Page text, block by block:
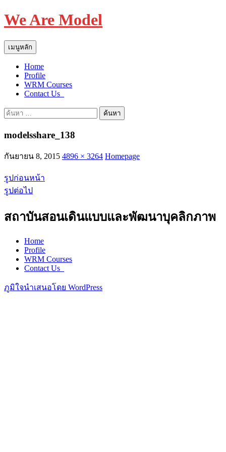
We Are Model
ค้นหา
เมนูหลัก
ยัง
เนื้อหา
Home
Profile
WRM Courses
Contact Us_
ค้นหา
modelsshare_138
กันยายน 8, 2015 4896 × 3264 Homepage
รูปก่อนหน้า
รูปต่อไป
สถาบันสอนเดินแบบและพัฒนาบุคลิกภาพ
Home
Profile
WRM Courses
Contact Us_
ภูมิใจนำเสนอโดย WordPress